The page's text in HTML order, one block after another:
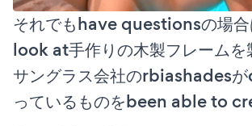
それでもhave questionsの場
look at手作りの木製フレームを
サングラス会社のrbiashades
っているものをbeen able to